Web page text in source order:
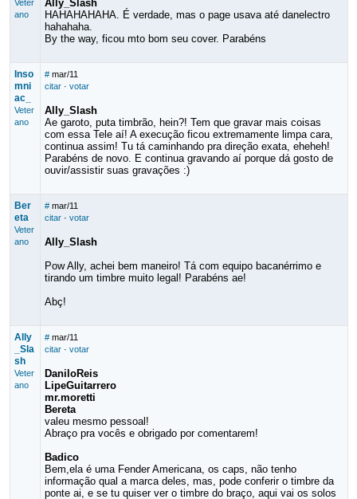
Veter
ano
Ally_Slash
HAHAHAHAHA. É verdade, mas o page usava até danelectro
hahahaha.
By the way, ficou mto bom seu cover. Parabéns
Inso
mni
ac_
Veter
ano
# mar/11
citar· votar
Ally_Slash
Ae garoto, puta timbrão, hein?! Tem que gravar mais coisas
com essa Tele aí! A execução ficou extremamente limpa cara,
continua assim! Tu tá caminhando pra direção exata, eheheh!
Parabéns de novo. E continua gravando aí porque dá gosto de
ouvir/assistir suas gravações :)
Ber
eta
Veter
ano
# mar/11
citar· votar
Ally_Slash
Pow Ally, achei bem maneiro! Tá com equipo bacanérrimo e
tirando um timbre muito legal! Parabéns ae!
Abç!
Ally
_Sla
sh
Veter
ano
# mar/11
citar· votar
DaniloReis
LipeGuitarrero
mr.moretti
Bereta
valeu mesmo pessoal!
Abraço pra vocês e obrigado por comentarem!
Badico
Bem,ela é uma Fender Americana, os caps, não tenho
informação qual a marca deles, mas, pode conferir o timbre da
ponte ai, e se tu quiser ver o timbre do braço, aqui vai os solos